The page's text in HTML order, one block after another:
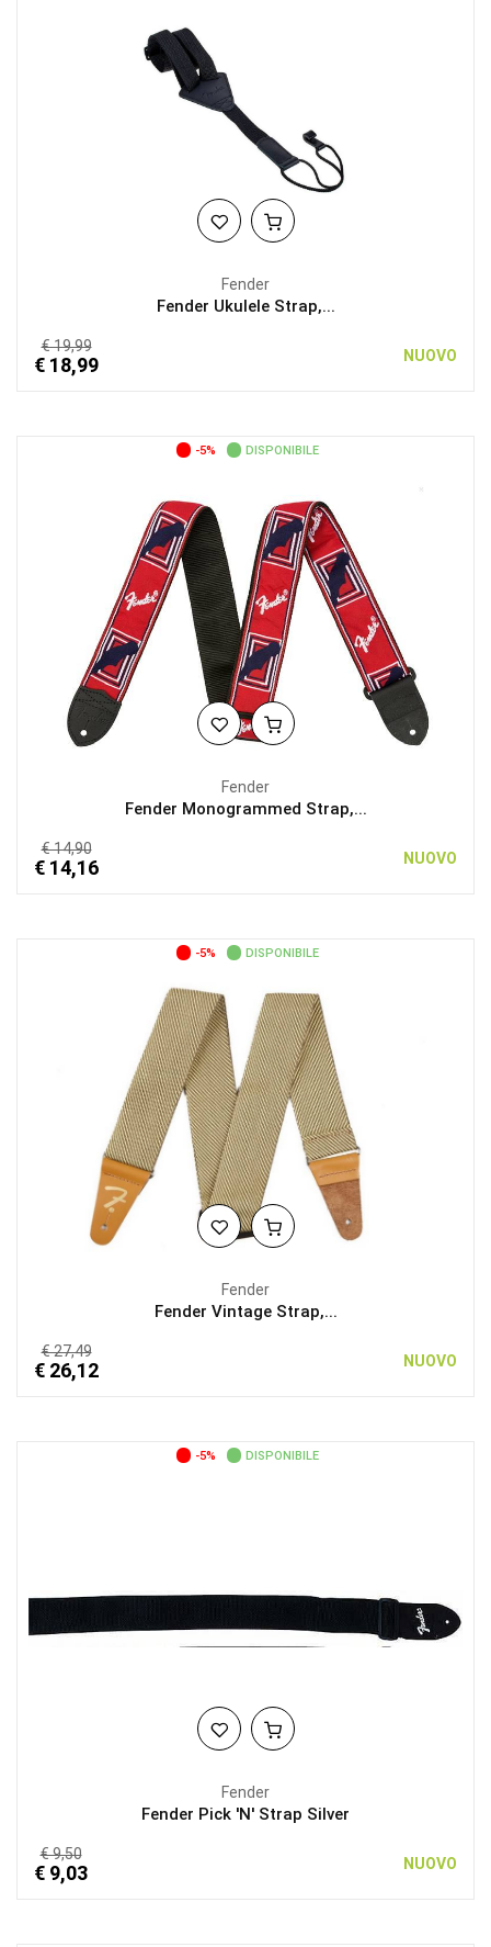
Fender
Fender Ukulele Strap,...
€ 19,99
€ 18,99 NUOVO
-5% DISPONIBILE
Fender
Fender Monogrammed Strap,...
€ 14,90
€ 14,16 NUOVO
-5% DISPONIBILE
Fender
Fender Vintage Strap,...
€ 27,49
€ 26,12 NUOVO
-5% DISPONIBILE
Fender
Fender Pick 'N' Strap Silver
€ 9,50
€ 9,03 NUOVO